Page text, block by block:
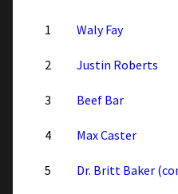
1 Waly Fay
2 Justin Roberts
3 Beef Bar
4 Max Caster
5 Dr. Britt Baker